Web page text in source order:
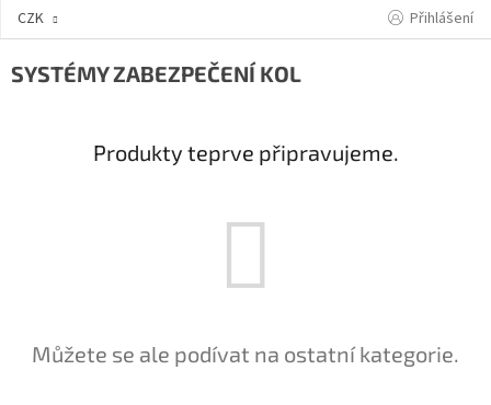
Přejít
CZK Přihlášení
SYSTÉMY ZABEZPEČENÍ KOL
Produkty teprve připravujeme.
Můžete se ale podívat na ostatní kategorie.